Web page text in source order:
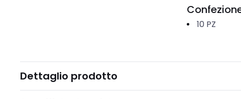
10 PZ
Dettaglio prodotto